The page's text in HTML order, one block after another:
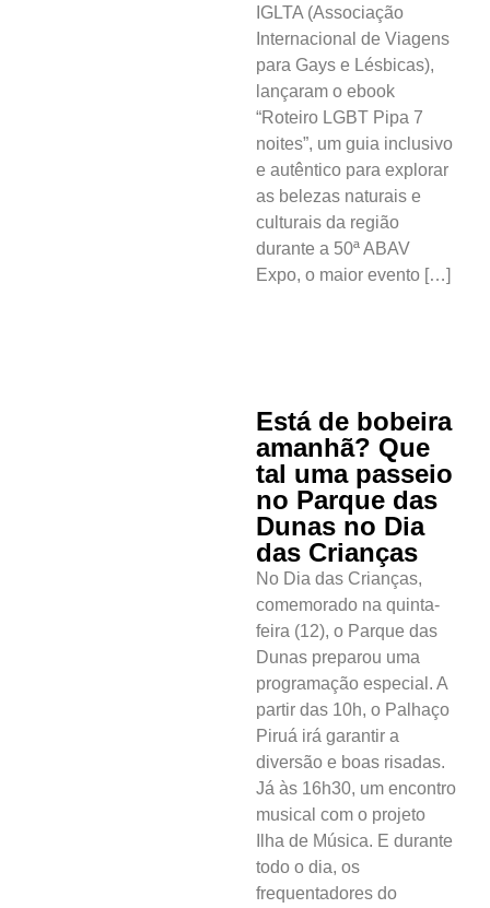
IGLTA (Associação
Internacional de Viagens
para Gays e Lésbicas),
lançaram o ebook
“Roteiro LGBT Pipa 7
noites”, um guia inclusivo
e autêntico para explorar
as belezas naturais e
culturais da região
durante a 50ª ABAV
Expo, o maior evento […]
Está de bobeira
amanhã? Que
tal uma passeio
no Parque das
Dunas no Dia
das Crianças
No Dia das Crianças,
comemorado na quinta-
feira (12), o Parque das
Dunas preparou uma
programação especial. A
partir das 10h, o Palhaço
Piruá irá garantir a
diversão e boas risadas.
Já às 16h30, um encontro
musical com o projeto
Ilha de Música. E durante
todo o dia, os
frequentadores do